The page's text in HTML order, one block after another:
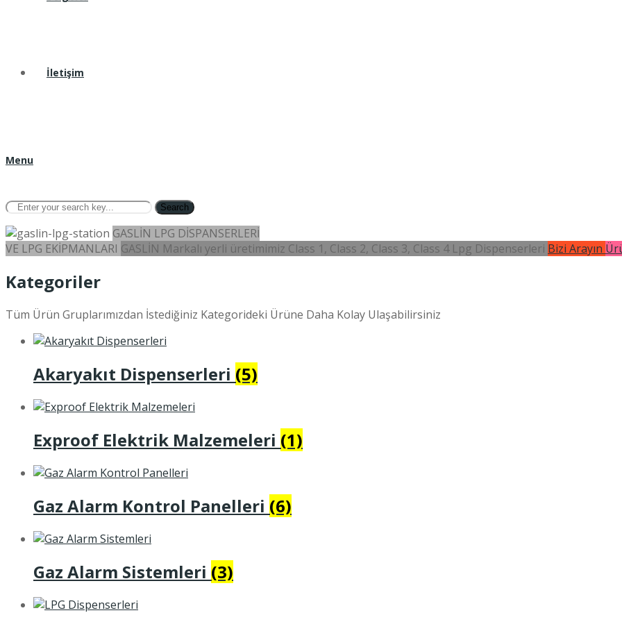
İletişim
Menu
Search
GASLİN LPG DİSPANSERLERİ
VE LPG EKİPMANLARI GASLİN Markalı yerli üretimimiz Class 1, Class 2, Class 3, Class 4 Lpg Dispenserleri Bizi Arayın
Kategoriler
Tüm Ürün Gruplarımızdan İstediğiniz Kategorideki Ürüne Daha Kolay Ulaşabilirsiniz
Akaryakıt Dispenserleri (5)
Exproof Elektrik Malzemeleri (1)
Gaz Alarm Kontrol Panelleri (6)
Gaz Alarm Sistemleri (3)